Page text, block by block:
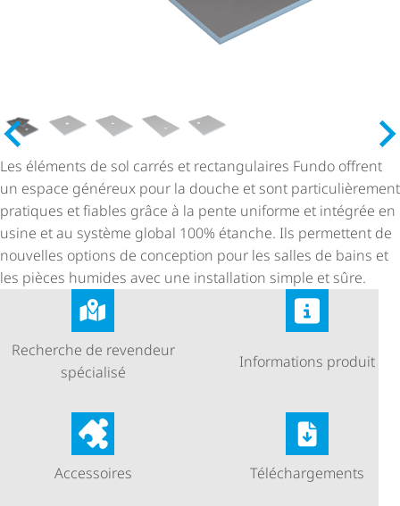
Les éléments de sol carrés et rectangulaires Fundo offrent
un espace généreux pour la douche et sont parti­cu­liè­re­ment
pratiques et fiables grâce à la pente uniforme et intégrée en
usine et au système global 100% étanche. Ils permettent de
nouvelles options de conception pour les salles de bains et
les pièces humides avec une installation simple et sûre.
Recherche de revendeur
spécialisé
Informations produit
Accessoires Télé­char­ge­ments